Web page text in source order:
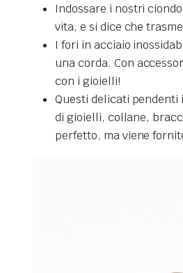
Indossare i nostri
vita, e si dice che
I fori in acciaio
una corda. Con
con i gioielli!
Questi delicati
di gioielli, collane,
perfetto, ma viene